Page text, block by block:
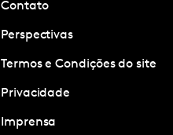
Contato
Perspectivas
Termos e Condições do site
Privacidade
Imprensa